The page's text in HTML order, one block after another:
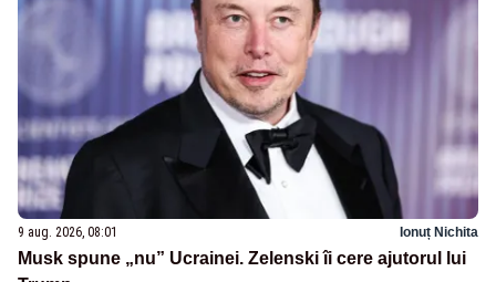
9 aug. 2026, 08:01 Ionuț Nichita
Musk spune „nu” Ucrainei. Zelenski îi cere ajutorul lui